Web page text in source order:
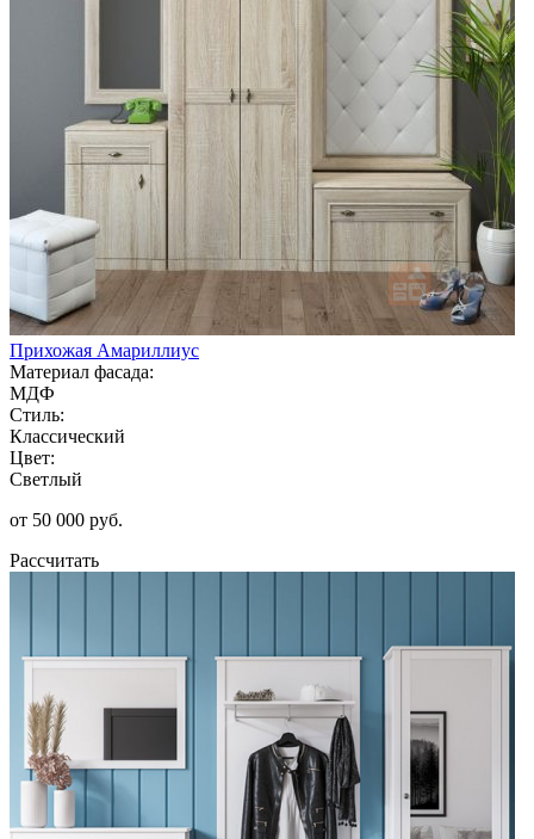
Прихожая Амариллиус
Материал фасада:
МДФ
Стиль:
Классический
Цвет:
Светлый
от 50 000 руб.
Рассчитать